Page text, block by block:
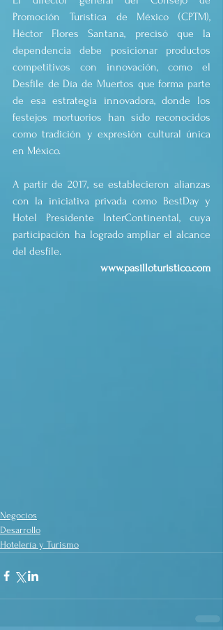
Promoción Turística de México (CPTM),
Héctor Flores Santana, precisó que la
dependencia debe posicionar productos
competitivos con innovación, como el
Desfile de Día de Muertos que forma parte
de esa estrategia innovadora, donde los
festejos mortuorios han sido reconocidos
como tradición y expresión cultural única
en México.
A partir de 2017, se establecieron alianzas
con la iniciativa privada como BestDay y
Hotel Presidente InterContinental, cuya
participación ha logrado ampliar el alcance
del desfile.
www.pasilloturistico.com
Negocios
Desarrollo
Hotelería y Turismo